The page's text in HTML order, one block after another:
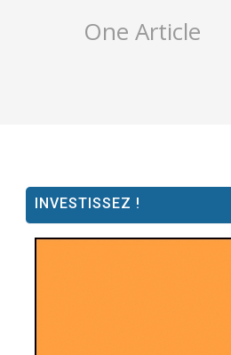
One Article
INVESTISSEZ !